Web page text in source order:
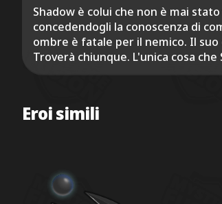
Shadow è colui che non è mai
concedendogli la conoscenza di
ombre è fatale per il nemico. Il
Troverà chiunque. L'unica cosa
Eroi simili